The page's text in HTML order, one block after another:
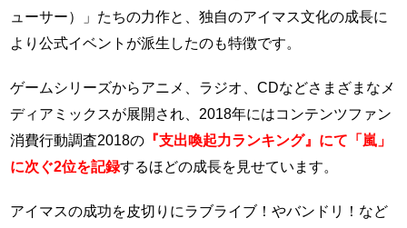
ューサー）」たちの力作と、独自のアイマス文化の成長に
より公式イベントが派生したのも特徴です。
ゲームシリーズからアニメ、ラジオ、CDなどさまざまなメ
ディアミックスが展開され、2018年にはコンテンツファン
消費行動調査2018の 『支出喚起力ランキング』にて「嵐」
に次ぐ2位を記録するほどの成長を見せています。
アイマスの成功を皮切りにラブライブ！やバンドリ！など